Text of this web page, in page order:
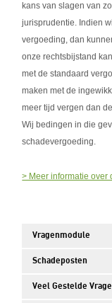
kans van slagen van
jurisprudentie. Indien
vergoeding, dan
onze rechtsbijstand
met de standaard
maken met de
meer tijd vergen dan
Wij bedingen in die
schadevergoeding.
> Meer informatie
Vragenmodule
Schadeposten
Veel Gestelde